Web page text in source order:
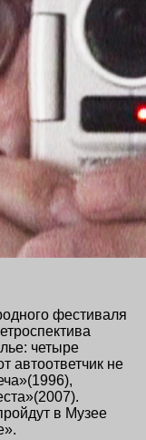
фестиваля
четыре
автоответчик не
в Музее